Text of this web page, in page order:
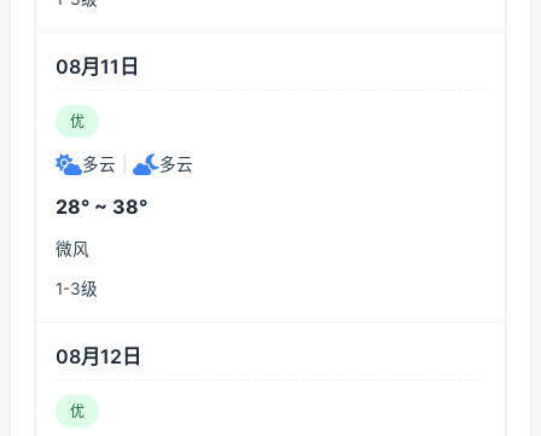
08月11日
优
多云 多云
28° ~ 38°
微风
1-3级
08月12日
优